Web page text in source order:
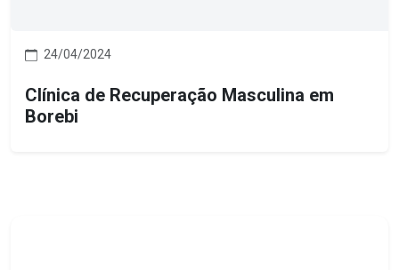
24/04/2024
Clínica de Recuperação Masculina em
Borebi